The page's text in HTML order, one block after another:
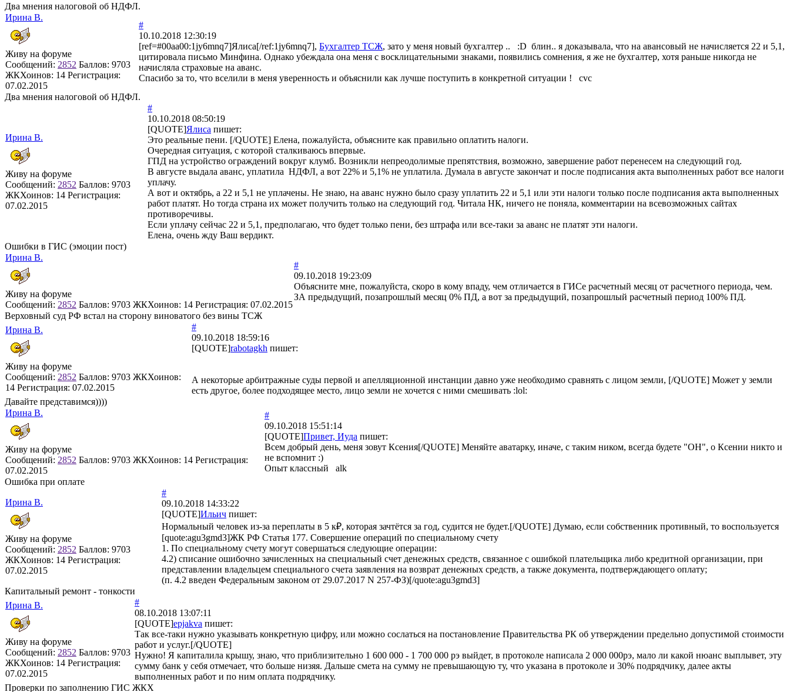
Два мнения налоговой об НДФЛ.
Ирина В.
Живу на форуме
Сообщений: 2852 Баллов: 9703
ЖКХоинов: 14 Регистрация:
07.02.2015
#
10.10.2018 12:30:19
[ref=#00aa00:1jy6mnq7]Ялиса[/ref:1jy6mnq7], Бухгалтер ТСЖ, зато у меня новый бухгалтер .. :D блин.. я доказывала, что на авансовый не начисляется 22 и 5,1,
цитировала письмо Минфина. Однако убеждала она меня с восклицательными знаками, появились сомнения, я же не бухгалтер, хотя раньше никогда не
начисляла страховые на аванс.
Спасибо за то, что вселили в меня уверенность и объяснили как лучше поступить в конкретной ситуации ! cvc
Два мнения налоговой об НДФЛ.
Ирина В.
Живу на форуме
Сообщений: 2852 Баллов: 9703
ЖКХоинов: 14 Регистрация:
07.02.2015
#
10.10.2018 08:50:19
[QUOTE]Ялиса пишет:
Это реальные пени. [/QUOTE] Елена, пожалуйста, объясните как правильно оплатить налоги.
Очередная ситуация, с которой сталкиваюсь впервые.
ГПД на устройство ограждений вокруг клумб. Возникли непреодолимые препятствия, возможно, завершение работ перенесем на следующий год.
В августе выдала аванс, уплатила НДФЛ, а вот 22% и 5,1% не уплатила. Думала в августе закончат и после подписания акта выполненных работ все налоги
уплачу.
А вот и октябрь, а 22 и 5,1 не уплачены. Не знаю, на аванс нужно было сразу уплатить 22 и 5,1 или эти налоги только после подписания акта выполненных
работ платят. Но тогда страна их может получить только на следующий год. Читала НК, ничего не поняла, комментарии на всевозможных сайтах
противоречивы.
Если уплачу сейчас 22 и 5,1, предполагаю, что будет только пени, без штрафа или все-таки за аванс не платят эти налоги.
Елена, очень жду Ваш вердикт.
Ошибки в ГИС (эмоции пост)
Ирина В.
Живу на форуме
Сообщений: 2852 Баллов: 9703 ЖКХоинов: 14 Регистрация: 07.02.2015
#
09.10.2018 19:23:09
Объясните мне, пожалуйста, скоро в кому впаду, чем отличается в ГИСе расчетный месяц от расчетного периода, чем.
ЗА предыдущий, позапрошлый месяц 0% ПД, а вот за предыдущий, позапрошлый расчетный период 100% ПД.
Верховный суд РФ встал на сторону виноватого без вины ТСЖ
Ирина В.
Живу на форуме
Сообщений: 2852 Баллов: 9703 ЖКХоинов:
14 Регистрация: 07.02.2015
#
09.10.2018 18:59:16
[QUOTE]rabotagkh пишет:
А некоторые арбитражные суды первой и апелляционной инстанции давно уже необходимо сравнять с лицом земли, [/QUOTE] Может у земли
есть другое, более подходящее место, лицо земли не хочется с ними смешивать :lol:
Давайте представимся))))
Ирина В.
Живу на форуме
Сообщений: 2852 Баллов: 9703 ЖКХоинов: 14 Регистрация:
07.02.2015
#
09.10.2018 15:51:14
[QUOTE]Привет, Иуда пишет:
Всем добрый день, меня зовут Ксения[/QUOTE] Меняйте аватарку, иначе, с таким ником, всегда будете "ОН", о Ксении никто и
не вспомнит :)
Опыт классный alk
Ошибка при оплате
Ирина В.
Живу на форуме
Сообщений: 2852 Баллов: 9703
ЖКХоинов: 14 Регистрация:
07.02.2015
#
09.10.2018 14:33:22
[QUOTE]Ильич пишет:
Нормальный человек из-за переплаты в 5 к₽, которая зачтётся за год, судится не будет.[/QUOTE] Думаю, если собственник противный, то воспользуется
[quote:agu3gmd3]ЖК РФ Статья 177. Совершение операций по специальному счету
1. По специальному счету могут совершаться следующие операции:
4.2) списание ошибочно зачисленных на специальный счет денежных средств, связанное с ошибкой плательщика либо кредитной организации, при
представлении владельцем специального счета заявления на возврат денежных средств, а также документа, подтверждающего оплату;
(п. 4.2 введен Федеральным законом от 29.07.2017 N 257-ФЗ)[/quote:agu3gmd3]
Капитальный ремонт - тонкости
Ирина В.
Живу на форуме
Сообщений: 2852 Баллов: 9703
ЖКХоинов: 14 Регистрация:
07.02.2015
#
08.10.2018 13:07:11
[QUOTE]epjakva пишет:
Так все-таки нужно указывать конкретную цифру, или можно сослаться на постановление Правительства РК об утверждении предельно допустимой стоимости
работ и услуг.[/QUOTE]
Нужно! Я капиталила крышу, знаю, что приблизительно 1 600 000 - 1 700 000 рэ выйдет, в протоколе написала 2 000 000рэ, мало ли какой нюанс выплывет, эту
сумму банк у себя отмечает, что больше низяя. Дальше смета на сумму не превышающую ту, что указана в протоколе и 30% подрядчику, далее акты
выполненных работ и по ним оплата подрядчику.
Проверки по заполнению ГИС ЖКХ